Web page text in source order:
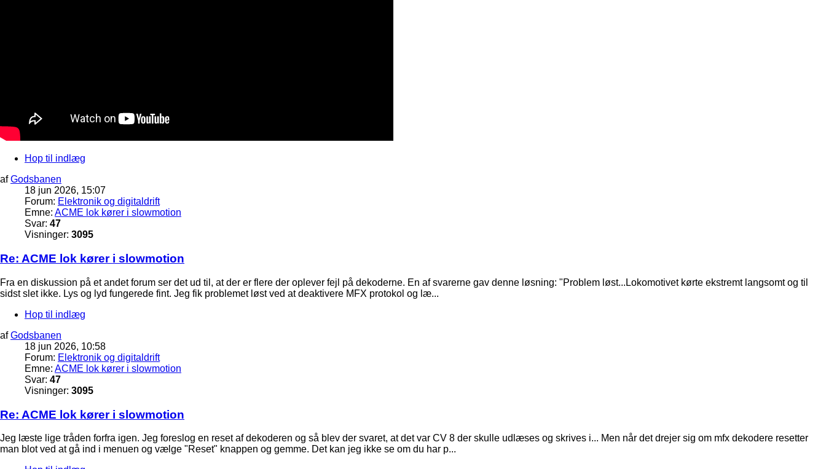
Hop til indlæg
afGodsbanen
18 jun 2026, 15:07
Forum: Elektronik og digitaldrift
Emne: ACME lok kører i slowmotion
Svar: 47
Visninger: 3095
Re: ACME lok kører i slowmotion
Fra en diskussion på et andet forum ser det ud til, at der er flere der oplever fejl på dekoderne. En af svarerne gav denne løsning: "Problem løst...Lokomotivet kørte ekstremt langsomt og til
sidst slet ikke. Lys og lyd fungerede fint. Jeg fik problemet løst ved at deaktivere MFX protokol og læ...
Hop til indlæg
afGodsbanen
18 jun 2026, 10:58
Forum: Elektronik og digitaldrift
Emne: ACME lok kører i slowmotion
Svar: 47
Visninger: 3095
Re: ACME lok kører i slowmotion
Jeg læste lige tråden forfra igen. Jeg foreslog en reset af dekoderen og så blev der svaret, at det var CV 8 der skulle udlæses og skrives i... Men når det drejer sig om mfx dekodere resetter
man blot ved at gå ind i menuen og vælge "Reset" knappen og gemme. Det kan jeg ikke se om du har p...